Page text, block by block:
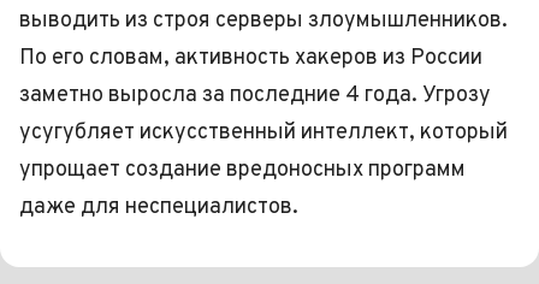
выводить из строя серверы злоумышленников.
По его словам, активность хакеров из России
заметно выросла за последние 4 года. Угрозу
усугубляет искусственный интеллект, который
упрощает создание вредоносных программ
даже для неспециалистов.